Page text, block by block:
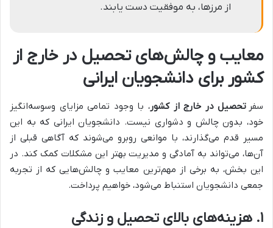
از مرزها، به موفقیت دست یابند.
معایب و چالش‌های تحصیل در خارج از
کشور برای دانشجویان ایرانی
سفر تحصیل در خارج از کشور، با وجود تمامی مزایای وسوسه‌انگیز
خود، بدون چالش و دشواری نیست. دانشجویان ایرانی که به این
مسیر قدم می‌گذارند، با موانعی روبرو می‌شوند که آگاهی قبلی از
آن‌ها، می‌تواند به آمادگی و مدیریت بهتر این مشکلات کمک کند. در
این بخش، به برخی از مهم‌ترین معایب و چالش‌هایی که از تجربه
جمعی دانشجویان استنباط می‌شود، خواهیم پرداخت.
۱. هزینه‌های بالای تحصیل و زندگی